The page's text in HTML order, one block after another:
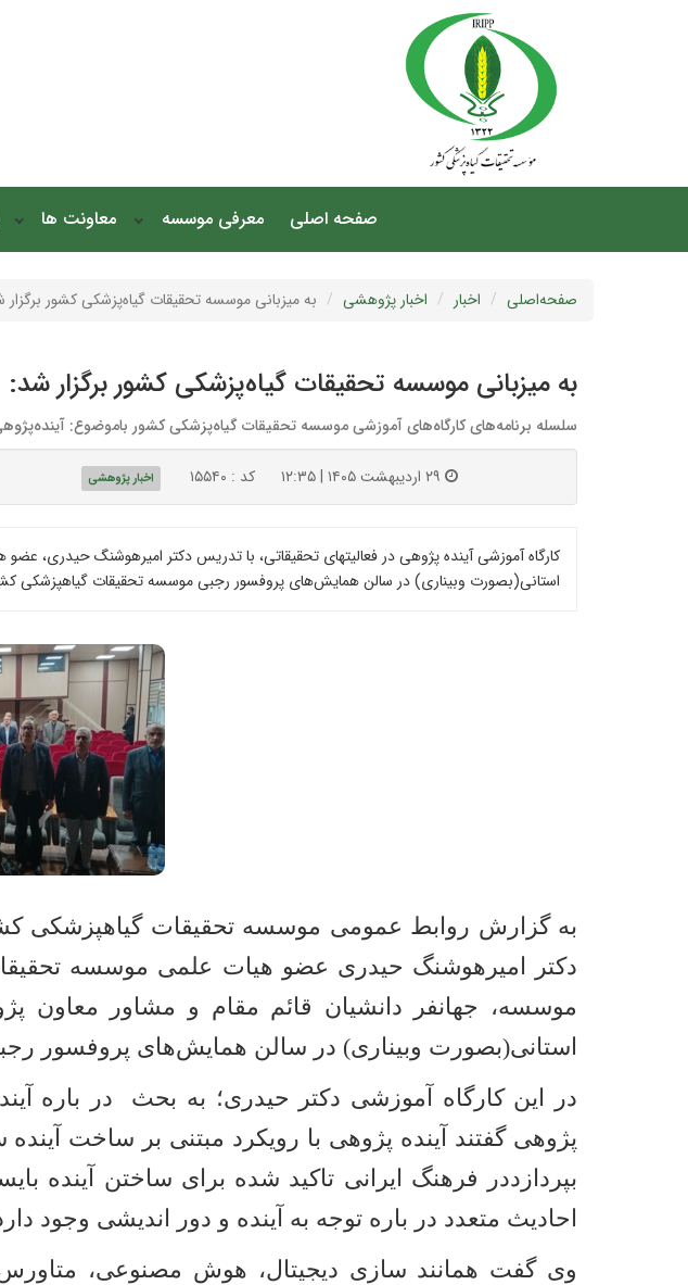
صفحه اصلی معرفی موسسه معاونت ها
صفحه‌اصلی اخبار اخبار پژوهشی به میزبانی موسسه تحقیقات گیاه‌پزشکی کشور برگزار
به میزبانی موسسه تحقیقات گیاه‌پزشکی کشور برگزار شد:
سلسله برنامه‌های کارگاه‌های آموزشی موسسه تحقیقات گیاه‌پزشکی کشور باموضوع:
۲۹ اردیبهشت ۱۴۰۵ | ۱۲:۳۵ کد : ۱۵۵۴۰ اخبار پژوهشی
کارگاه آموزشی آینده پژوهی در فعالیتهای تحقیقاتی، با تدریس دکتر امیرهوشنگ
استانی(بصورت وبیناری) در سالن همایش‌های پروفسور رجبی موسسه تحقیقات گیاهپزشکی
به گزارش روابط عمومی موسسه تحقیقات گیاهپزشکی
دکتر امیرهوشنگ حیدری عضو هیات علمی موسسه
موسسه، جهانفر دانشیان قائم مقام و مشاور معاون
استانی(بصورت وبیناری) در سالن همایش‌های پروفسور
در این کارگاه آموزشی دکتر حیدری؛ به بحث در باره
پژوهی گفتند آینده پژوهی با رویکرد مبتنی بر ساخت
بپردازددر فرهنگ ایرانی تاکید شده برای ساختن
احادیث متعدد در باره توجه به آینده و دور اندیشی وجود
وی گفت همانند سازی دیجیتال، هوش مصنوعی،